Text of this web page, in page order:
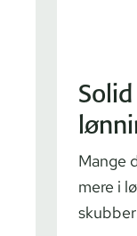
Mange
mere i